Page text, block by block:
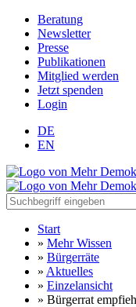
Beratung
Newsletter
Presse
Publikationen
Mitglied werden
Jetzt spenden
Login
DE
EN
Start
» Mehr Wissen
» Bürgerräte
» Aktuelles
» Einzelansicht
» Bürgerrat